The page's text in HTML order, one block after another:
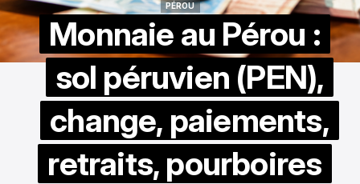
PÉROU
Monnaie au Pérou :
sol péruvien (PEN),
change, paiements,
retraits, pourboires